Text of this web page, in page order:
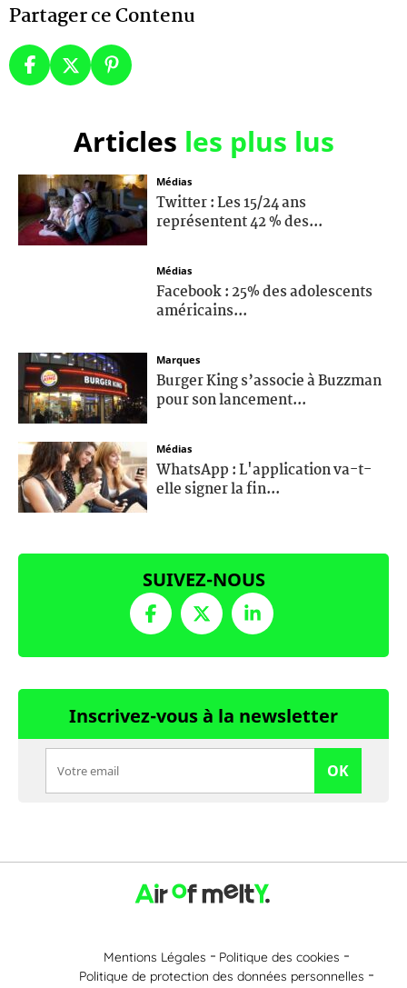
Partager ce Contenu
Articles les plus lus
Médias
Twitter : Les 15/24 ans
représentent 42 % des...
Médias
Facebook : 25% des adolescents
américains...
Marques
Burger King s’associe à Buzzman
pour son lancement...
Médias
WhatsApp : L'application va-t-
elle signer la fin...
SUIVEZ-NOUS
Inscrivez-vous à la newsletter
OK
Mentions Légales
Politique des cookies
Politique de protection des données personnelles